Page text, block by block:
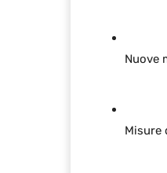
Nuove
Misure